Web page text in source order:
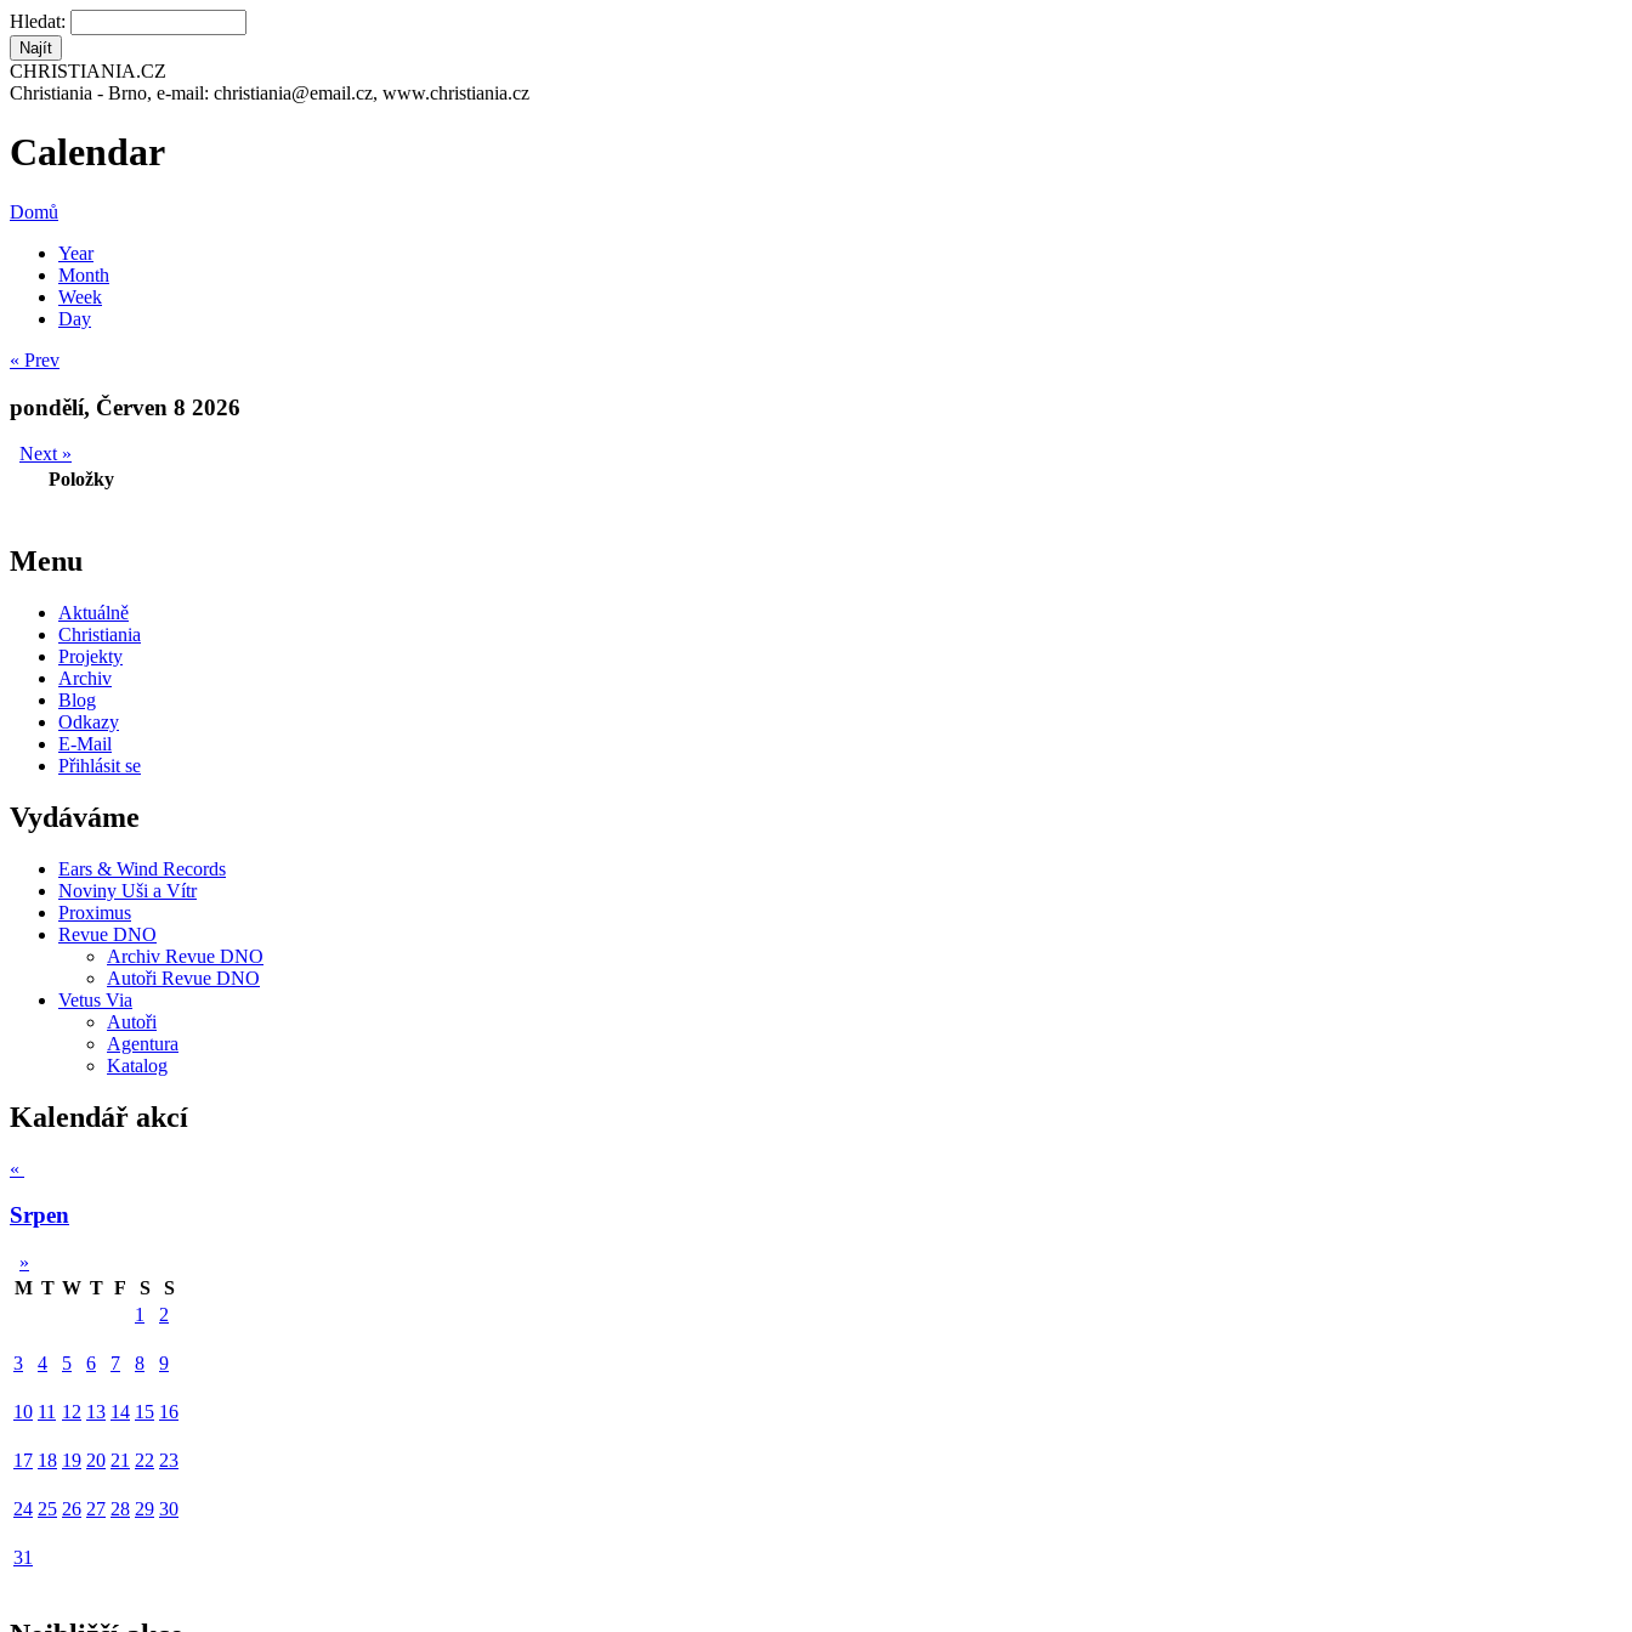
Hledat:
CHRISTIANIA.CZ
Christiania - Brno, e-mail: christiania@email.cz, www.christiania.cz
Calendar
Domů
Year
Month
Week
Day
« Prev
pondělí, Červen 8 2026
Next »
Položky
Menu
Aktuálně
Christiania
Projekty
Archiv
Blog
Odkazy
E-Mail
Přihlásit se
Vydáváme
Ears & Wind Records
Noviny Uši a Vítr
Proximus
Revue DNO
Archiv Revue DNO
Autoři Revue DNO
Vetus Via
Autoři
Agentura
Katalog
Kalendář akcí
«
Srpen
»
M T W T F S
S
1
2
3 4 5 6 7 8 9
10 11 12 13 14 15 16
17 18 19 20 21 22 23
24 25 26 27 28 29 30
31